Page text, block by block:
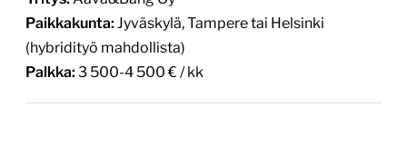
Paikkakunta: Jyväskylä, Tampere tai Helsinki
(hybridityö mahdollista)
Palkka: 3 500-4 500 € / kk